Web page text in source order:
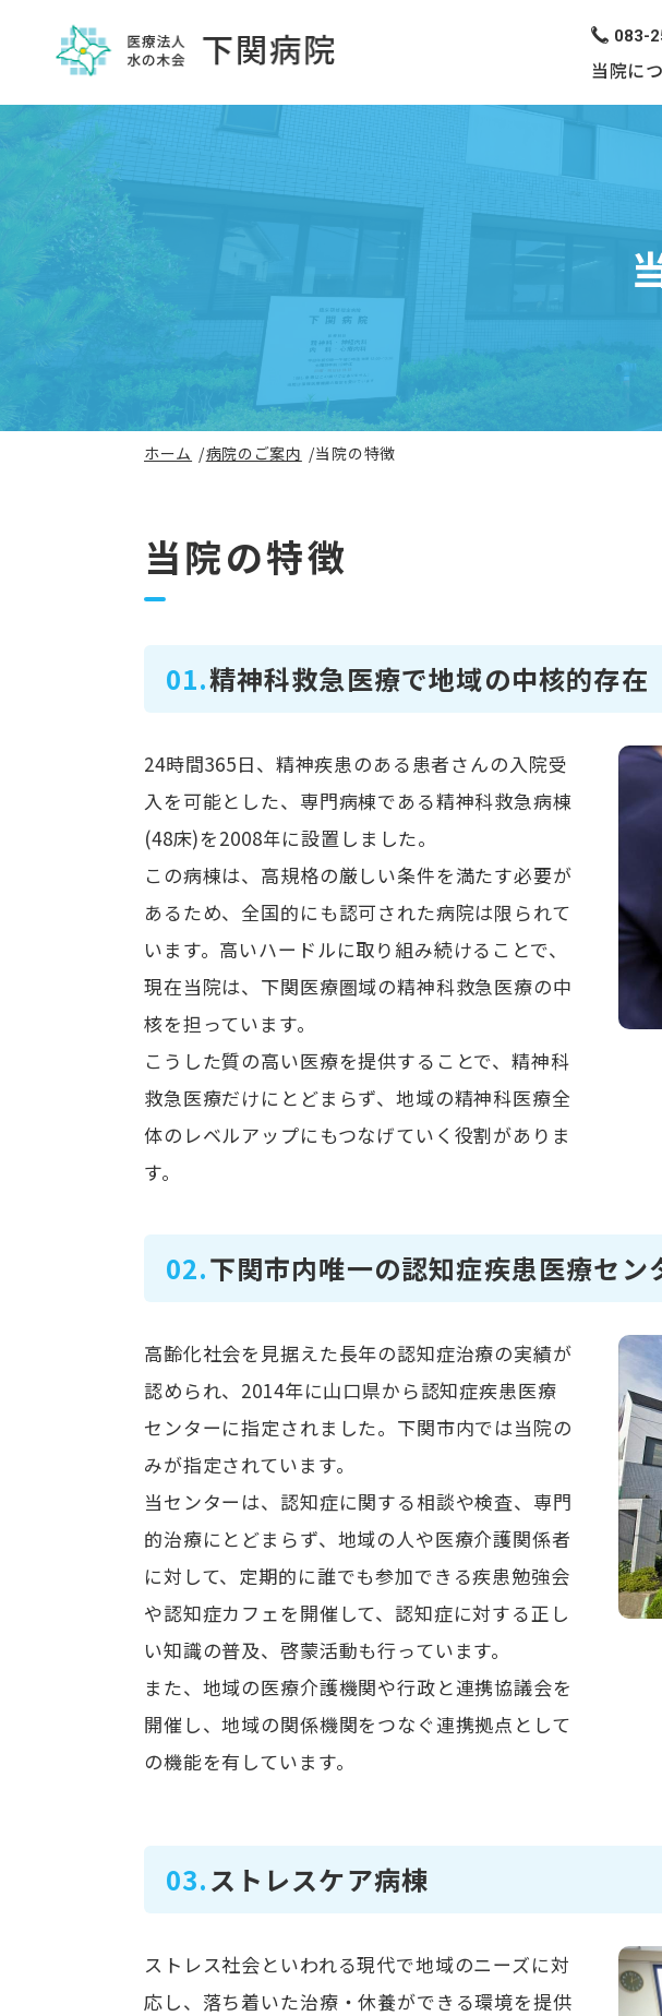
083-
当院に
ホーム 病院のご案内 当院の特徴
当院の特徴
01.精神科救急医療で地域の中核的存在
24時間365日、精神疾患のある患者さんの入院受
入を可能とした、専門病棟である精神科救急病棟
(48床)を2008年に設置しました。
この病棟は、高規格の厳しい条件を満たす必要が
あるため、全国的にも認可された病院は限られて
います。高いハードルに取り組み続けることで、
現在当院は、下関医療圏域の精神科救急医療の中
核を担っています。
こうした質の高い医療を提供することで、精神科
救急医療だけにとどまらず、地域の精神科医療全
体のレベルアップにもつなげていく役割がありま
す。
02.下関市内唯一の認知症疾患医療セン
高齢化社会を見据えた長年の認知症治療の実績が
認められ、2014年に山口県から認知症疾患医療
センターに指定されました。下関市内では当院の
みが指定されています。
当センターは、認知症に関する相談や検査、専門
的治療にとどまらず、地域の人や医療介護関係者
に対して、定期的に誰でも参加できる疾患勉強会
や認知症カフェを開催して、認知症に対する正し
い知識の普及、啓蒙活動も行っています。
また、地域の医療介護機関や行政と連携協議会を
開催し、地域の関係機関をつなぐ連携拠点として
の機能を有しています。
03.ストレスケア病棟
ストレス社会といわれる現代で地域のニーズに対
応し、落ち着いた治療・休養ができる環境を提供